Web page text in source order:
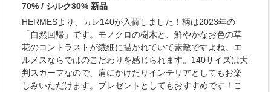
70% / シルク30% 新品
HERMESより、カレ140が入荷しました！柄は2023年の
「自然回帰」です。モノクロの樹木と、鮮やかなお色の草
花のコントラストが繊細に描かれていて素敵ですよね。エ
ルメスならではのこだわりを感じられます。140サイズは大
判スカーフなので、肩にかけたりインテリアとしてもお楽
しみいただけます。プレゼントとしてもおすすめです！こ